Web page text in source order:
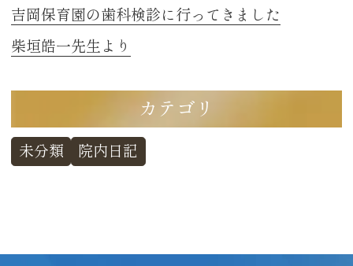
吉岡保育園の歯科検診に行ってきました
柴垣皓一先生より
カテゴリ
未分類 院内日記